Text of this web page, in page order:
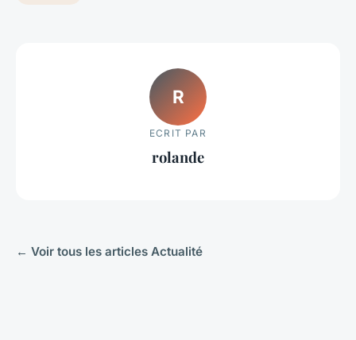
R
ECRIT PAR
rolande
← Voir tous les articles Actualité